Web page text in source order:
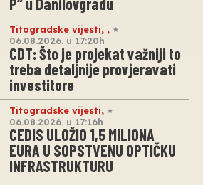
Titogradske vijesti, ,
06.08.2026. u 17:20h
CDT: Što je projekat važniji to
treba detaljnije provjeravati
investitore
Titogradske vijesti,
06.08.2026. u 17:16h
CEDIS ULOŽIO 1,5 MILIONA
EURA U SOPSTVENU OPTIČKU
INFRASTRUKTURU